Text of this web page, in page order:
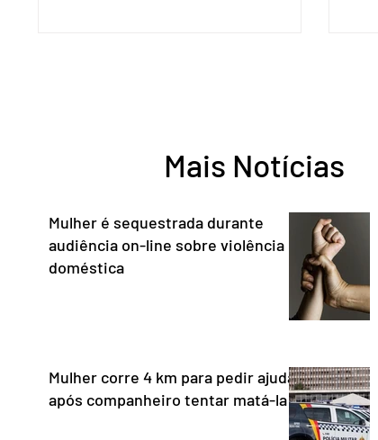
Estado, às instituições democráticas,
Mais Notícias
Mulher é sequestrada durante
audiência on-line sobre violência
doméstica
Mulher corre 4 km para pedir ajuda
após companheiro tentar matá-la